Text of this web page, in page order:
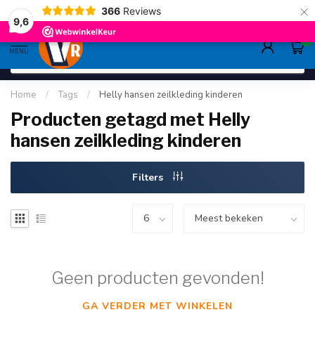
9,6
366 Reviews ×
gratis verzending>80,-
MENU
0
Home / Tags / Helly hansen zeilkleding kinderen
Producten getagd met Helly
hansen zeilkleding kinderen
Filters
Geen producten gevonden!
GA VERDER MET WINKELEN